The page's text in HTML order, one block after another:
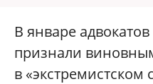
В январе
признали
в